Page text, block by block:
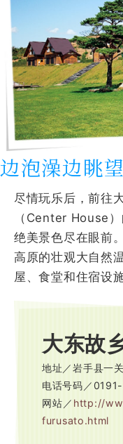
边泡澡边眺
尽情玩乐后，前往
（Center House）
绝美景色尽在眼前
高原的壮观大自然
屋、食堂和住宿设施
大东故
地址／岩手县一
电话号码／
网站／ http://
furusato.html